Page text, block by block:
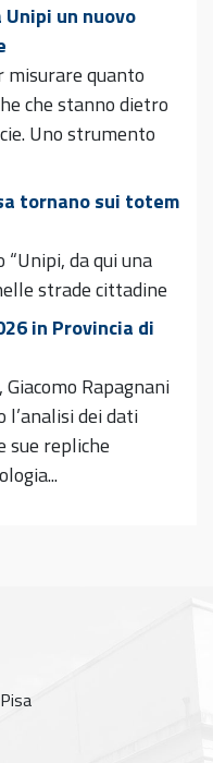
un nuovo
misurare quanto
che stanno dietro
Uno strumento
tornano sui totem
da qui una
strade cittadine
in Provincia di
Rapagnani
l’analisi dei dati
sue repliche